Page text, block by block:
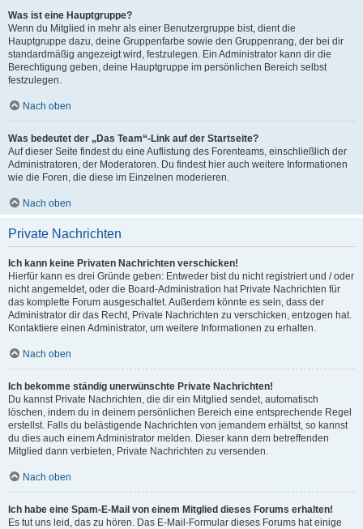
Was ist eine Hauptgruppe?
Wenn du Mitglied in mehr als einer Benutzergruppe bist, dient die
Hauptgruppe dazu, deine Gruppenfarbe sowie den Gruppenrang, der bei dir
standardmäßig angezeigt wird, festzulegen. Ein Administrator kann dir die
Berechtigung geben, deine Hauptgruppe im persönlichen Bereich selbst
festzulegen.
Nach oben
Was bedeutet der „Das Team“-Link auf der Startseite?
Auf dieser Seite findest du eine Auflistung des Forenteams, einschließlich der
Administratoren, der Moderatoren. Du findest hier auch weitere Informationen
wie die Foren, die diese im Einzelnen moderieren.
Nach oben
Private Nachrichten
Ich kann keine Privaten Nachrichten verschicken!
Hierfür kann es drei Gründe geben: Entweder bist du nicht registriert und / oder
nicht angemeldet, oder die Board-Administration hat Private Nachrichten für
das komplette Forum ausgeschaltet. Außerdem könnte es sein, dass der
Administrator dir das Recht, Private Nachrichten zu verschicken, entzogen hat.
Kontaktiere einen Administrator, um weitere Informationen zu erhalten.
Nach oben
Ich bekomme ständig unerwünschte Private Nachrichten!
Du kannst Private Nachrichten, die dir ein Mitglied sendet, automatisch
löschen, indem du in deinem persönlichen Bereich eine entsprechende Regel
erstellst. Falls du belästigende Nachrichten von jemandem erhältst, so kannst
du dies auch einem Administrator melden. Dieser kann dem betreffenden
Mitglied dann verbieten, Private Nachrichten zu versenden.
Nach oben
Ich habe eine Spam-E-Mail von einem Mitglied dieses Forums erhalten!
Es tut uns leid, das zu hören. Das E-Mail-Formular dieses Forums hat einige